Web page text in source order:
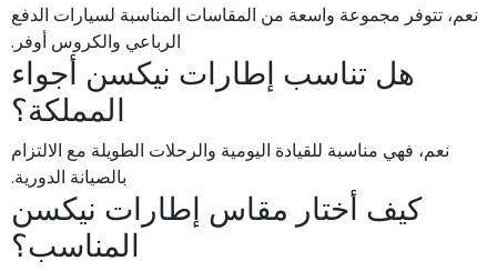
نعم، تتوفر مجموعة واسعة من المقاسات المناسبة لسيارات الدفع
الرباعي والكروس أوفر.
هل تناسب إطارات نيكسن أجواء
المملكة؟
نعم، فهي مناسبة للقيادة اليومية والرحلات الطويلة مع الالتزام
بالصيانة الدورية.
كيف أختار مقاس إطارات نيكسن
المناسب؟